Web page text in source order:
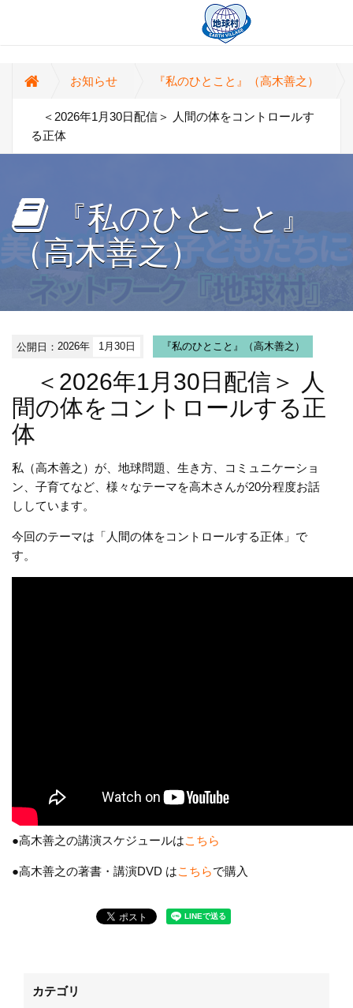
お知らせ 『私のひとこと』（高木善之）
＜2026年1月30日配信＞ 人間の体をコントロールす
る正体
『私のひとこと』
（高木善之）
公開日：2026年 1月30日 『私のひとこと』（高木善之）
＜2026年1月30日配信＞ 人
間の体をコントロールする正
体
私（高木善之）が、地球問題、生き方、コミュニケーショ
ン、子育てなど、様々なテーマを高木さんが20分程度お話
ししています。
今回のテーマは「人間の体をコントロールする正体」で
す。
●高木善之の講演スケジュールはこちら
●高木善之の著書・講演DVD はこちらで購入
カテゴリ